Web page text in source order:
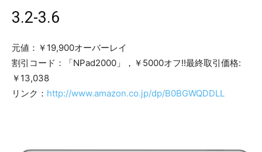
3.2-3.6
元値：￥19,900オーバーレイ
割引コード：「NPad2000」，￥5000オフ!!最終取引価格:
￥13,038
リンク： http://www.amazon.co.jp/dp/B0BGWQDDLL